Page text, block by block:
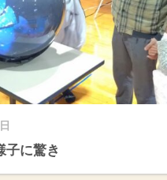
子に驚き